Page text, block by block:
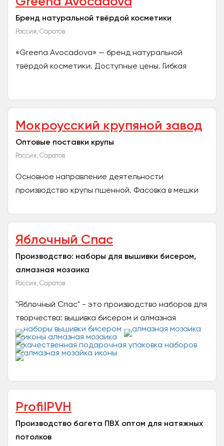
Бренд натуральной твёрдой косметики
Россия, Саратов
«Greena Avocadova» — бренд натуральной
твёрдой косметики. Доступные цены. Гибкая
Мокроусский крупяной завод
Оптовые поставки крупы
Россия, Саратов
Основное направление деятельности
производство крупы пшенной. Фасовка в мешки
занимаемся производством...
Яблочный Спас
Производство: наборы для вышивки бисером,
алмазная мозаика
Россия, Саратов
"Яблочный Спас" - это производство наборов для
творчества: вышивка бисером и алмазная
мозаика. Только авторские разработки по
картинам российских...
ProfilPVH
Производство багета ПВХ оптом для натяжных
потолков